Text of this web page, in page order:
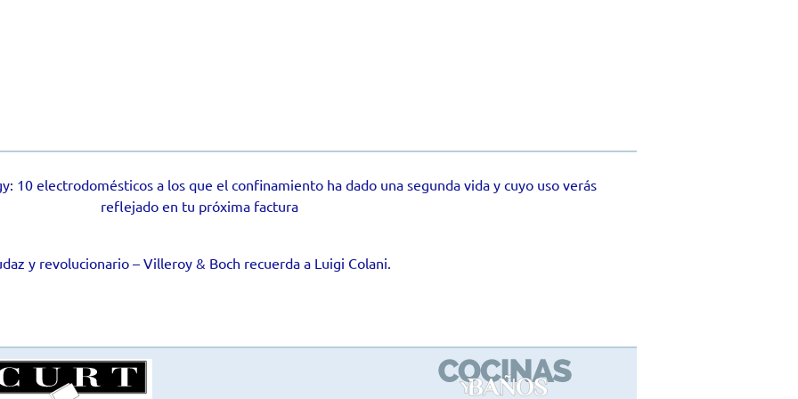
10 electrodomésticos a los que el confinamiento ha dado una segunda vida y cuyo uso verás
reflejado en tu próxima factura
y revolucionario – Villeroy & Boch recuerda a Luigi Colani.